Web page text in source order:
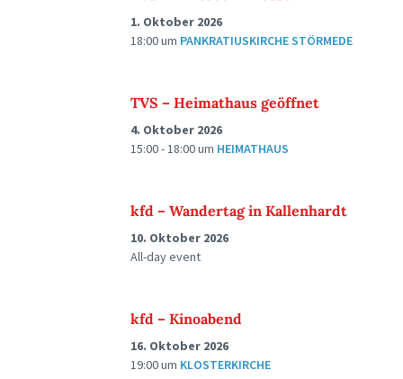
1. Oktober 2026
18:00um PANKRATIUSKIRCHE STÖRMEDE
TVS – Heimathaus geöffnet
4. Oktober 2026
15:00 - 18:00um HEIMATHAUS
kfd – Wandertag in Kallenhardt
10. Oktober 2026
All-day event
kfd – Kinoabend
16. Oktober 2026
19:00um KLOSTERKIRCHE